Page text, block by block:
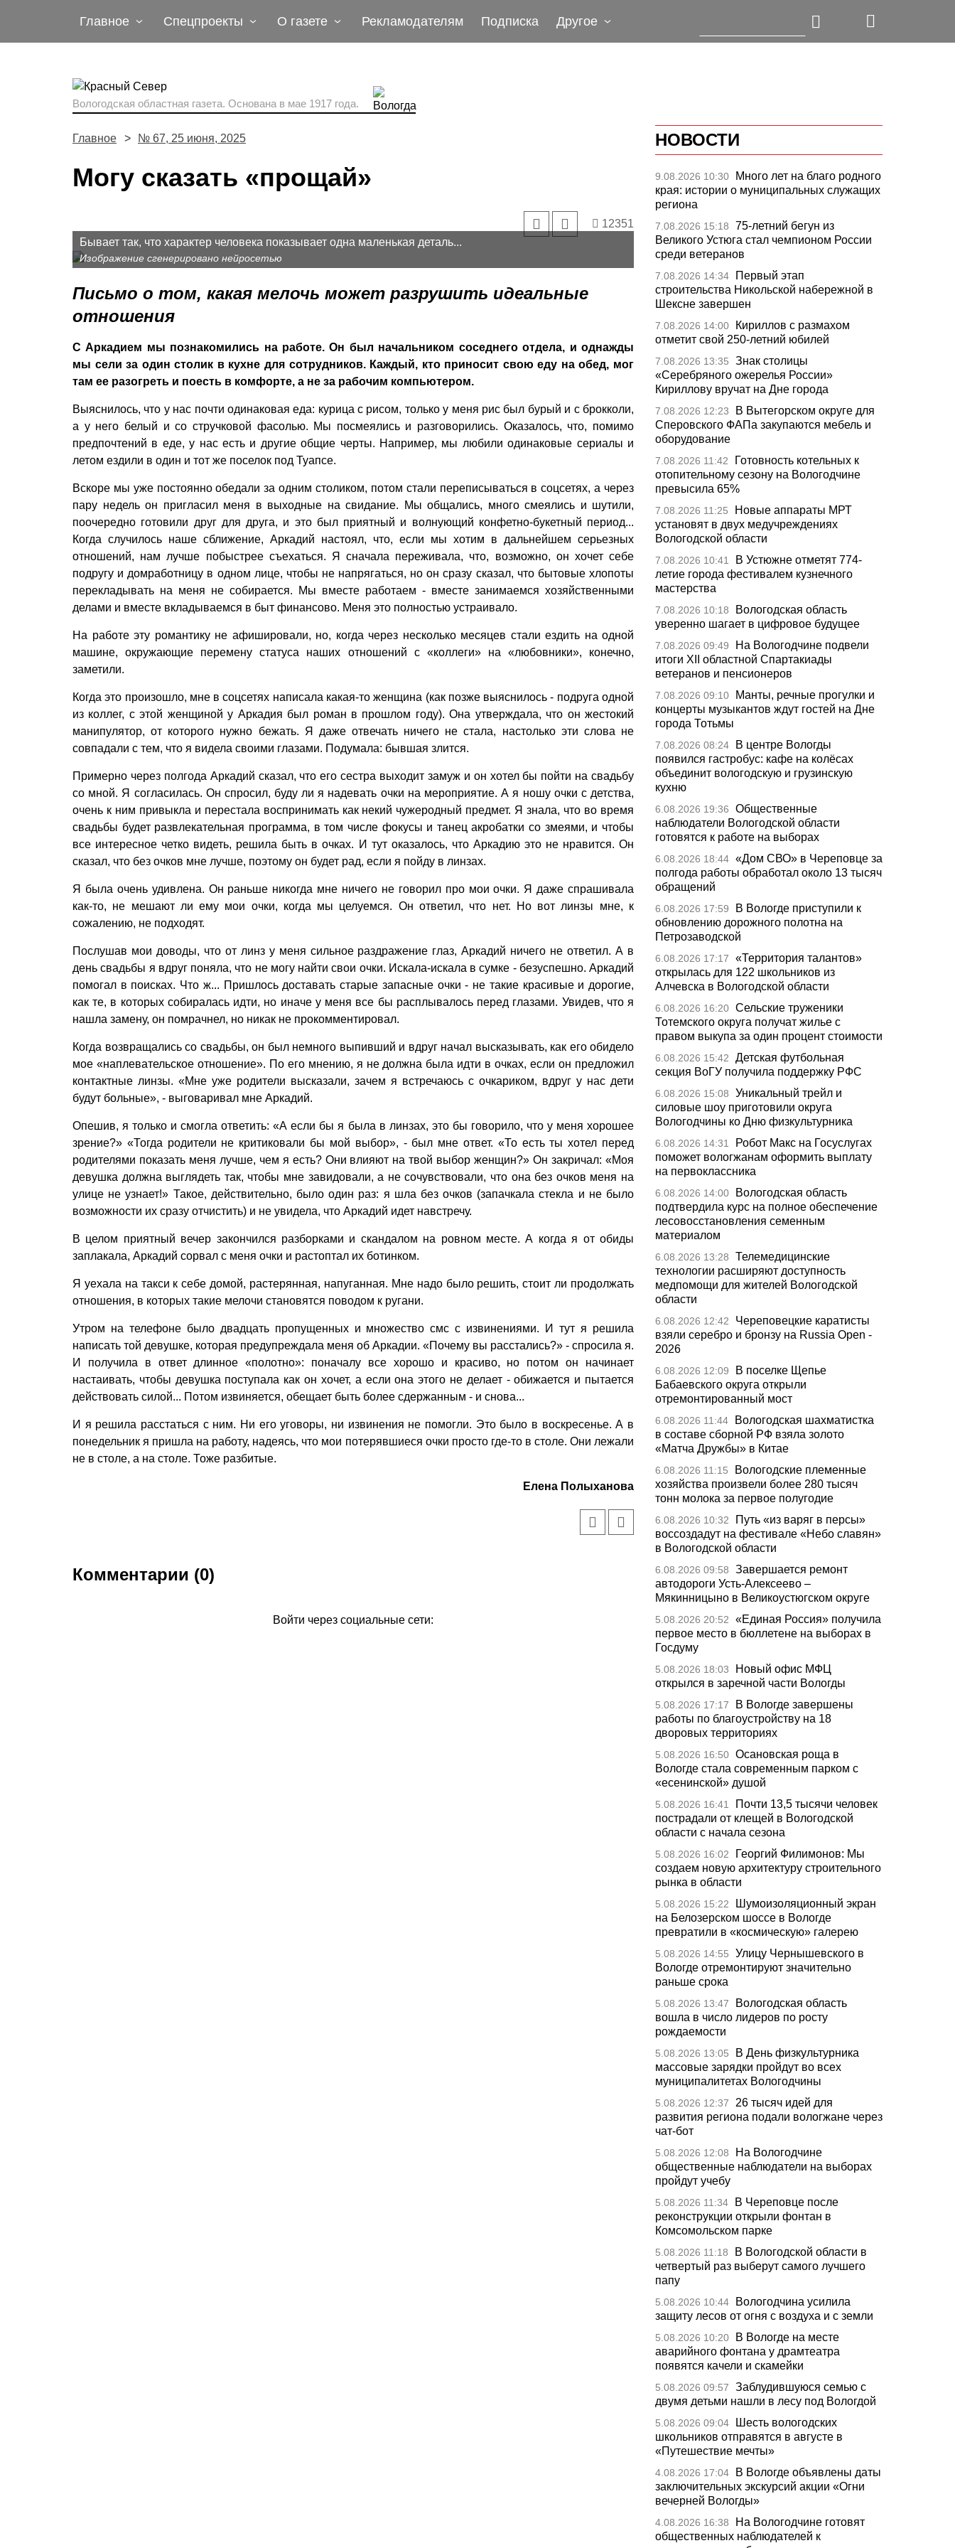
Главное Спецпроекты О газете Рекламодателям Подписка Другое
Вологодская областная газета. Основана в мае 1917 года.
Главное № 67, 25 июня, 2025
Могу сказать «прощай»
12351
Бывает так, что характер человека показывает одна маленькая деталь...
Изображение сгенерировано нейросетью
Письмо о том, какая мелочь может разрушить идеальные
отношения
С Аркадием мы познакомились на работе. Он был начальником соседнего отдела, и однажды
мы сели за один столик в кухне для сотрудников. Каждый, кто приносит свою еду на обед, мог
там ее разогреть и поесть в комфорте, а не за рабочим компьютером.
Выяснилось, что у нас почти одинаковая еда: курица с рисом, только у меня рис был бурый и с брокколи,
а у него белый и со стручковой фасолью. Мы посмеялись и разговорились. Оказалось, что, помимо
предпочтений в еде, у нас есть и другие общие черты. Например, мы любили одинаковые сериалы и
летом ездили в один и тот же поселок под Туапсе.
Вскоре мы уже постоянно обедали за одним столиком, потом стали переписываться в соцсетях, а через
пару недель он пригласил меня в выходные на свидание. Мы общались, много смеялись и шутили,
поочередно готовили друг для друга, и это был приятный и волнующий конфетно-букетный период...
Когда случилось наше сближение, Аркадий настоял, что, если мы хотим в дальнейшем серьезных
отношений, нам лучше побыстрее съехаться. Я сначала переживала, что, возможно, он хочет себе
подругу и домработницу в одном лице, чтобы не напрягаться, но он сразу сказал, что бытовые хлопоты
перекладывать на меня не собирается. Мы вместе работаем - вместе занимаемся хозяйственными
делами и вместе вкладываемся в быт финансово. Меня это полностью устраивало.
На работе эту романтику не афишировали, но, когда через несколько месяцев стали ездить на одной
машине, окружающие перемену статуса наших отношений с «коллеги» на «любовники», конечно,
заметили.
Когда это произошло, мне в соцсетях написала какая-то женщина (как позже выяснилось - подруга одной
из коллег, с этой женщиной у Аркадия был роман в прошлом году). Она утверждала, что он жестокий
манипулятор, от которого нужно бежать. Я даже отвечать ничего не стала, настолько эти слова не
совпадали с тем, что я видела своими глазами. Подумала: бывшая злится.
Примерно через полгода Аркадий сказал, что его сестра выходит замуж и он хотел бы пойти на свадьбу
со мной. Я согласилась. Он спросил, буду ли я надевать очки на мероприятие. А я ношу очки с детства,
очень к ним привыкла и перестала воспринимать как некий чужеродный предмет. Я знала, что во время
свадьбы будет развлекательная программа, в том числе фокусы и танец акробатки со змеями, и чтобы
все интересное четко видеть, решила быть в очках. И тут оказалось, что Аркадию это не нравится. Он
сказал, что без очков мне лучше, поэтому он будет рад, если я пойду в линзах.
Я была очень удивлена. Он раньше никогда мне ничего не говорил про мои очки. Я даже спрашивала
как-то, не мешают ли ему мои очки, когда мы целуемся. Он ответил, что нет. Но вот линзы мне, к
сожалению, не подходят.
Послушав мои доводы, что от линз у меня сильное раздражение глаз, Аркадий ничего не ответил. А в
день свадьбы я вдруг поняла, что не могу найти свои очки. Искала-искала в сумке - безуспешно. Аркадий
помогал в поисках. Что ж... Пришлось доставать старые запасные очки - не такие красивые и дорогие,
как те, в которых собиралась идти, но иначе у меня все бы расплывалось перед глазами. Увидев, что я
нашла замену, он помрачнел, но никак не прокомментировал.
Когда возвращались со свадьбы, он был немного выпивший и вдруг начал высказывать, как его обидело
мое «наплевательское отношение». По его мнению, я не должна была идти в очках, если он предложил
контактные линзы. «Мне уже родители высказали, зачем я встречаюсь с очкариком, вдруг у нас дети
будут больные», - выговаривал мне Аркадий.
Опешив, я только и смогла ответить: «А если бы я была в линзах, это бы говорило, что у меня хорошее
зрение?» «Тогда родители не критиковали бы мой выбор», - был мне ответ. «То есть ты хотел перед
родителями показать меня лучше, чем я есть? Они влияют на твой выбор женщин?» Он закричал: «Моя
девушка должна выглядеть так, чтобы мне завидовали, а не сочувствовали, что она без очков меня на
улице не узнает!» Такое, действительно, было один раз: я шла без очков (запачкала стекла и не было
возможности их сразу отчистить) и не увидела, что Аркадий идет навстречу.
В целом приятный вечер закончился разборками и скандалом на ровном месте. А когда я от обиды
заплакала, Аркадий сорвал с меня очки и растоптал их ботинком.
Я уехала на такси к себе домой, растерянная, напуганная. Мне надо было решить, стоит ли продолжать
отношения, в которых такие мелочи становятся поводом к ругани.
Утром на телефоне было двадцать пропущенных и множество смс с извинениями. И тут я решила
написать той девушке, которая предупреждала меня об Аркадии. «Почему вы расстались?» - спросила я.
И получила в ответ длинное «полотно»: поначалу все хорошо и красиво, но потом он начинает
настаивать, чтобы девушка поступала как он хочет, а если она этого не делает - обижается и пытается
действовать силой... Потом извиняется, обещает быть более сдержанным - и снова...
И я решила расстаться с ним. Ни его уговоры, ни извинения не помогли. Это было в воскресенье. А в
понедельник я пришла на работу, надеясь, что мои потерявшиеся очки просто где-то в столе. Они лежали
не в столе, а на столе. Тоже разбитые.
Елена Полыханова
Комментарии (0)
Войти через социальные сети:
НОВОСТИ
9.08.2026 10:30
Много лет на благо родного
края: истории о муниципальных служащих
региона
7.08.2026 15:18
75-летний бегун из
Великого Устюга стал чемпионом России
среди ветеранов
7.08.2026 14:34
Первый этап
строительства Никольской набережной в
Шексне завершен
7.08.2026 14:00
Кириллов с размахом
отметит свой 250-летний юбилей
7.08.2026 13:35
Знак столицы
«Серебряного ожерелья России»
Кириллову вручат на Дне города
7.08.2026 12:23
В Вытегорском округе для
Сперовского ФАПа закупаются мебель и
оборудование
7.08.2026 11:42
Готовность котельных к
отопительному сезону на Вологодчине
превысила 65%
7.08.2026 11:25
Новые аппараты МРТ
установят в двух медучреждениях
Вологодской области
7.08.2026 10:41
В Устюжне отметят 774-
летие города фестивалем кузнечного
мастерства
7.08.2026 10:18
Вологодская область
уверенно шагает в цифровое будущее
7.08.2026 09:49
На Вологодчине подвели
итоги XII областной Спартакиады
ветеранов и пенсионеров
7.08.2026 09:10
Манты, речные прогулки и
концерты музыкантов ждут гостей на Дне
города Тотьмы
7.08.2026 08:24
В центре Вологды
появился гастробус: кафе на колёсах
объединит вологодскую и грузинскую
кухню
6.08.2026 19:36
Общественные
наблюдатели Вологодской области
готовятся к работе на выборах
6.08.2026 18:44 «Дом СВО» в Череповце за
полгода работы обработал около 13 тысяч
обращений
6.08.2026 17:59
В Вологде приступили к
обновлению дорожного полотна на
Петрозаводской
6.08.2026 17:17
«Территория талантов»
открылась для 122 школьников из
Алчевска в Вологодской области
6.08.2026 16:20 Сельские труженики
Тотемского округа получат жилье с
правом выкупа за один процент стоимости
6.08.2026 15:42
Детская футбольная
секция ВоГУ получила поддержку РФС
6.08.2026 15:08
Уникальный трейл и
силовые шоу приготовили округа
Вологодчины ко Дню физкультурника
6.08.2026 14:31
Робот Макс на Госуслугах
поможет вологжанам оформить выплату
на первоклассника
6.08.2026 14:00
Вологодская область
подтвердила курс на полное обеспечение
лесовосстановления семенным
материалом
6.08.2026 13:28
Телемедицинские
технологии расширяют доступность
медпомощи для жителей Вологодской
области
6.08.2026 12:42
Череповецкие каратисты
взяли серебро и бронзу на Russia Open -
2026
6.08.2026 12:09
В поселке Щепье
Бабаевского округа открыли
отремонтированный мост
6.08.2026 11:44
Вологодская шахматистка
в составе сборной РФ взяла золото
«Матча Дружбы» в Китае
6.08.2026 11:15
Вологодские племенные
хозяйства произвели более 280 тысяч
тонн молока за первое полугодие
6.08.2026 10:32
Путь «из варяг в персы»
воссоздадут на фестивале «Небо славян»
в Вологодской области
6.08.2026 09:58
Завершается ремонт
автодороги Усть-Алексеево –
Мякинницыно в Великоустюгском округе
5.08.2026 20:52
«Единая Россия» получила
первое место в бюллетене на выборах в
Госдуму
5.08.2026 18:03
Новый офис МФЦ
открылся в заречной части Вологды
5.08.2026 17:17
В Вологде завершены
работы по благоустройству на 18
дворовых территориях
5.08.2026 16:50 Осановская роща в
Вологде стала современным парком с
«есенинской» душой
5.08.2026 16:41
Почти 13,5 тысячи человек
пострадали от клещей в Вологодской
области с начала сезона
5.08.2026 16:02
Георгий Филимонов: Мы
создаем новую архитектуру строительного
рынка в области
5.08.2026 15:22
Шумоизоляционный экран
на Белозерском шоссе в Вологде
превратили в «космическую» галерею
5.08.2026 14:55
Улицу Чернышевского в
Вологде отремонтируют значительно
раньше срока
5.08.2026 13:47
Вологодская область
вошла в число лидеров по росту
рождаемости
5.08.2026 13:05
В День физкультурника
массовые зарядки пройдут во всех
муниципалитетах Вологодчины
5.08.2026 12:37
26 тысяч идей для
развития региона подали вологжане через
чат-бот
5.08.2026 12:08
На Вологодчине
общественные наблюдатели на выборах
пройдут учебу
5.08.2026 11:34
В Череповце после
реконструкции открыли фонтан в
Комсомольском парке
5.08.2026 11:18
В Вологодской области в
четвертый раз выберут самого лучшего
папу
5.08.2026 10:44
Вологодчина усилила
защиту лесов от огня с воздуха и с земли
5.08.2026 10:20
В Вологде на месте
аварийного фонтана у драмтеатра
появятся качели и скамейки
5.08.2026 09:57
Заблудившуюся семью с
двумя детьми нашли в лесу под Вологдой
5.08.2026 09:04
Шесть вологодских
школьников отправятся в августе в
«Путешествие мечты»
4.08.2026 17:04
В Вологде объявлены даты
заключительных экскурсий акции «Огни
вечерней Вологды»
4.08.2026 16:38
На Вологодчине готовят
общественных наблюдателей к